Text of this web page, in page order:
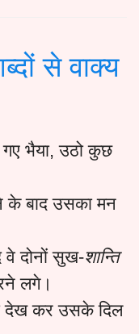
से वाक्य
भैया, उठो कुछ
के बाद उसका मन
दोनों सुख-शान्ति
लगे।
देख कर उसके दिल